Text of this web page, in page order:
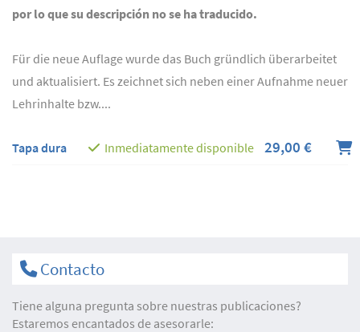
por lo que su descripción no se ha traducido.
Für die neue Auflage wurde das Buch gründlich überarbeitet
und aktualisiert. Es zeichnet sich neben einer Aufnahme neuer
Lehrinhalte bzw....
Tapa dura Inmediatamente disponible 29,00 €
Contacto
Tiene alguna pregunta sobre nuestras publicaciones?
Estaremos encantados de asesorarle: